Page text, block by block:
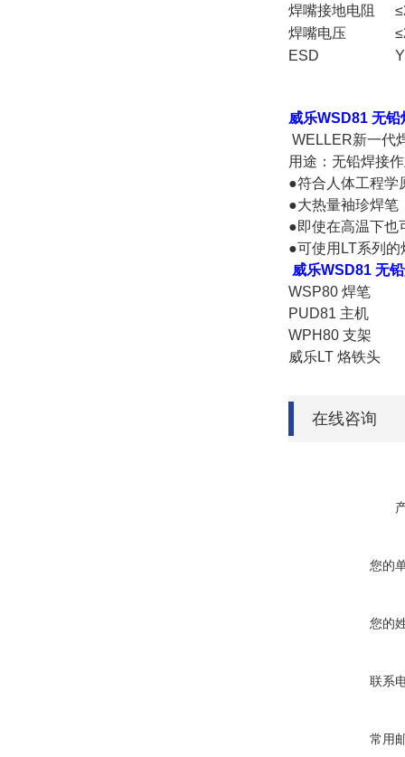
焊嘴接地电阻
焊嘴电压
ESD
威乐WSD81 无铅
WELLER新一代
用途：无铅焊接
●符合人体工程学
●大热量袖珍焊笔
●即使在高温下也
●可使用LT系列的
威乐WSD81 无
WSP80 焊笔
PUD81 主机
WPH80 支架
威乐LT 烙铁头
在线咨询
您的
您的
联系
常用